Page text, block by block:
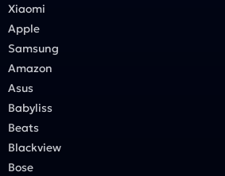
Xiaomi
Apple
Samsung
Amazon
Asus
Babyliss
Beats
Blackview
Bose